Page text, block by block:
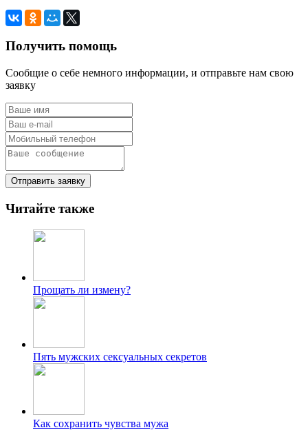
Получить помощь
Сообщие о себе немного информации, и отправьте нам свою
заявку
Отправить заявку
Читайте также
Прощать ли измену?
Пять мужских сексуальных секретов
Как сохранить чувства мужа